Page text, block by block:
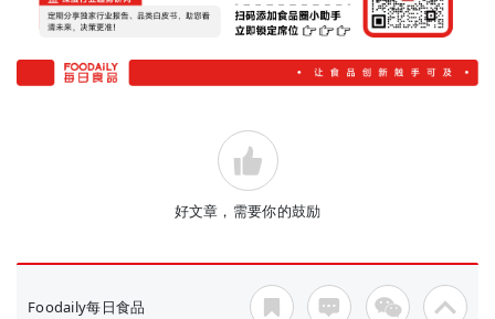
好文章，需要你的鼓励
Foodaily每日食品